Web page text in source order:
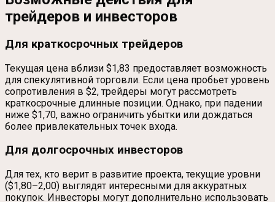
трейдеров и инвесторов
Для краткосрочных трейдеров
Текущая цена вблизи $1,83 предоставляет возможность
для спекулятивной торговли. Если цена пробьет уровень
сопротивления в $2, трейдеры могут рассмотреть
краткосрочные длинные позиции. Однако, при падении
ниже $1,70, важно ограничить убытки или дождаться
более привлекательных точек входа.
Для долгосрочных инвесторов
Для тех, кто верит в развитие проекта, текущие уровни
($1,80–2,00) выглядят интересными для аккуратных
покупок. Инвесторы могут дополнительно использовать